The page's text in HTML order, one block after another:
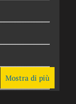
Mostra di più